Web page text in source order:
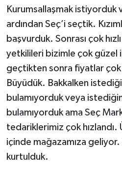
Kurumsallaşmak istiyorduk
ardından Seç’i seçtik.
başvurduk. Sonrası çok
yetkilileri bizimle çok güzel
geçtikten sonra fiyatlar
Büyüdük. Bakkalken
bulamıyorduk veya
bulamıyorduk ama Seç
tedariklerimiz çok hızlandı.
içinde mağazamıza
kurtulduk.